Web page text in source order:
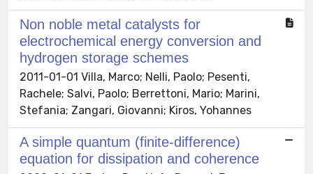
Non noble metal catalysts for
electrochemical energy conversion and
hydrogen storage schemes
2011-01-01 Villa, Marco; Nelli, Paolo; Pesenti,
Rachele; Salvi, Paolo; Berrettoni, Mario; Marini,
Stefania; Zangari, Giovanni; Kiros, Yohannes
A simple quantum (finite-difference)
equation for dissipation and coherence